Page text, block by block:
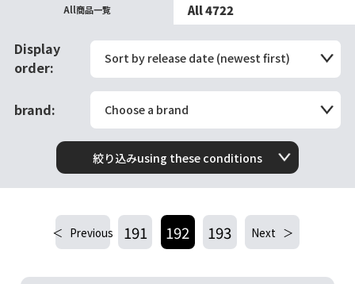
All商品一覧 All 4722
Display
order:
Sort by release date (newest first)
brand: Choose a brand
絞り込みusing these conditions
Previous 191 192 193 Next